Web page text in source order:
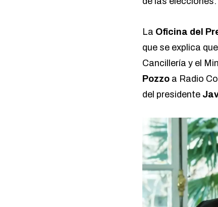
La Oficina del
que se explica
Cancillería y el
Pozzo a Radio
del presidente